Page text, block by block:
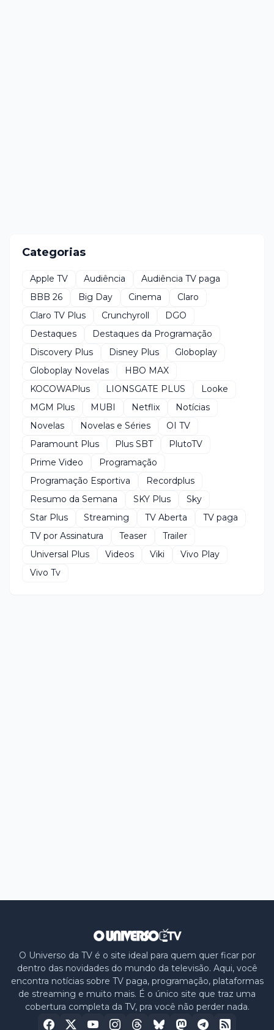
Categorias
Apple TV Audiência
Audiência TV paga
BBB 26
Big Day Cinema
Claro
Claro TV Plus
Crunchyroll
DGO
Destaques
Destaques da Programação
Discovery Plus
Disney Plus
Globoplay
Globoplay Novelas
HBO MAX
KOCOWAPlus
LIONSGATE PLUS
Looke
MGM Plus
MUBI Netflix
Notícias
Novelas
Novelas e Séries
OI TV
Paramount Plus
Plus SBT
PlutoTV
Prime Video
Programação
Programação Esportiva
Recordplus
Resumo da Semana
SKY Plus
Sky
Star Plus
Streaming TV Aberta
TV paga
TV por Assinatura
Teaser
Trailer
Universal Plus
Videos Viki
Vivo Play
Vivo Tv
O Universo da TV é o site ideal para quem quer ficar por
dentro das novidades do mundo da televisão. Aqui, você
encontra notícias sobre TV paga, programação, plataformas
de streaming e muito mais. É o único site que traz uma
cobertura completa da TV, pra você não perder nada.